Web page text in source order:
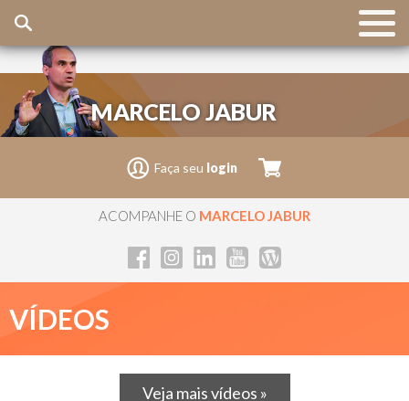
ACOMPANHE O MARCELO JABUR
MARCELO JABUR
Faça seu login
VÍDEOS
Veja mais vídeos »